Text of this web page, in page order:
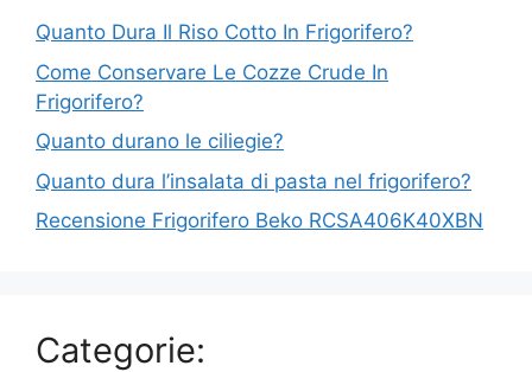
Quanto Dura Il Riso Cotto In Frigorifero?
Come Conservare Le Cozze Crude In
Frigorifero?
Quanto durano le ciliegie?
Quanto dura l’insalata di pasta nel frigorifero?
Recensione Frigorifero Beko RCSA406K40XBN
Categorie: